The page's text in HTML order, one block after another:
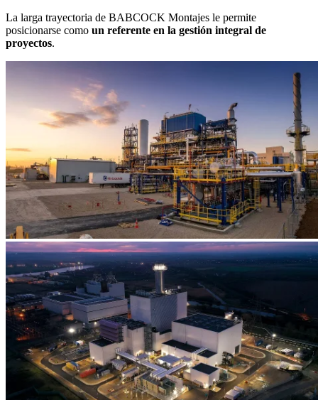
La larga trayectoria de BABCOCK Montajes le permite
posicionarse como un referente en la gestión integral de
proyectos.